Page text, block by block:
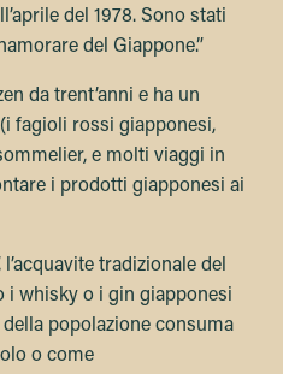
del 1978. Sono stati
del Giappone.”
da trent’anni e ha un
fagioli rossi giapponesi,
e molti viaggi in
i prodotti giapponesi ai
tradizionale del
i whisky o i gin giapponesi
popolazione consuma
o come